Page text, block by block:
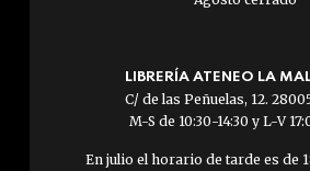
LIBRERÍA ATENEO LA
C/ de las Peñuelas, 12.
M-S de 10:30-14:30 y L-V
En julio el horario de tarde es de